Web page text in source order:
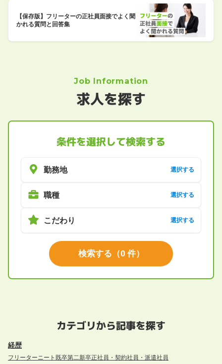
【保存版】フリーターの正社員面接でよく聞
かれる質問と回答集
Job Information
求人を探す
条件を選択して検索する
勤務地 選択する
職種 選択する
こだわり 選択する
検索する （0 件）
カテゴリから記事を探す
経歴
フリーターニート 既卒第二新卒正社員・契約社員・派遣社員